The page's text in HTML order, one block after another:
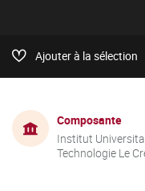
Ajouter à la sélection
Composante
Institut
Technologie Le